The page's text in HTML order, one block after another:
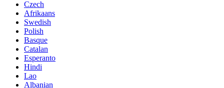
Czech
Afrikaans
Swedish
Polish
Basque
Catalan
Esperanto
Hindi
Lao
Albanian